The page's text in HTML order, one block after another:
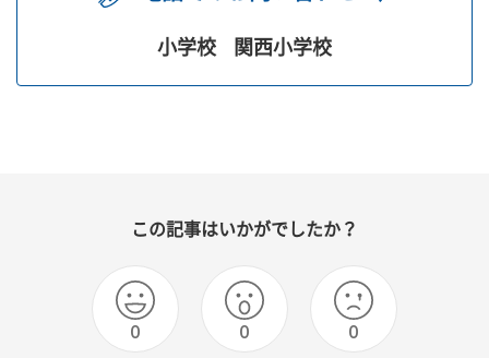
小学校 関西小学校
この記事はいかがでしたか？
0 0 0